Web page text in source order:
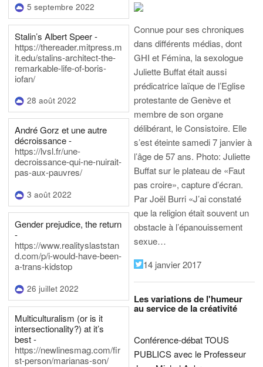
5 septembre 2022
Stalin’s Albert Speer -
https://thereader.mitpress.m
it.edu/stalins-architect-the-
remarkable-life-of-boris-
iofan/
28 août 2022
André Gorz et une autre
décroissance -
https://lvsl.fr/une-
decroissance-qui-ne-nuirait-
pas-aux-pauvres/
3 août 2022
Gender prejudice, the return
-
https://www.realityslaststan
d.com/p/i-would-have-been-
a-trans-kidstop
26 juillet 2022
Multiculturalism (or is it
intersectionality?) at it’s
best -
https://newlinesmag.com/fir
st-person/marianas-son/
Connue pour ses chroniques
dans différents médias, dont
GHI et Fémina, la sexologue
Juliette Buffat était aussi
prédicatrice laïque de l’Eglise
protestante de Genève et
membre de son organe
délibérant, le Consistoire. Elle
s’est éteinte samedi 7 janvier à
l’âge de 57 ans. Photo: Juliette
Buffat sur le plateau de «Faut
pas croire», capture d’écran.
Par Joël Burri «J’ai constaté
que la religion était souvent un
obstacle à l’épanouissement
sexue…
14 janvier 2017
Les variations de l'humeur
au service de la créativité
Conférence-débat TOUS
PUBLICS avec le Professeur